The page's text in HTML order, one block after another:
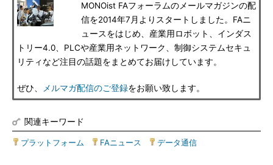
MONOist FAフォーラムのメールマガジンの配
信を2014年7月よりスタートしました。FAニ
ュースをはじめ、産業用ロボット、インダス
トリー4.0、PLCや産業用ネットワーク、制御システムセキュ
リティなど注目の話題をまとめてお届けしています。
ぜひ、 メルマガ配信のご登録をお願い致します。
関連キーワード
プラットフォーム FAニュース データ通信